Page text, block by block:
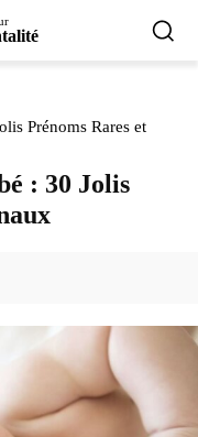
Prénoms Rares et
: 30 Jolis